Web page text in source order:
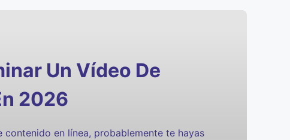
Un Vídeo De
2026
contenido en línea, probablemente te hayas